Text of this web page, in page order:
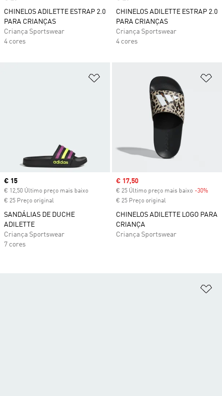
CHINELOS ADILETTE ESTRAP 2.0
PARA CRIANÇAS
Criança Sportswear
4 cores
CHINELOS ADILETTE ESTRAP 2.0
PARA CRIANÇAS
Criança Sportswear
4 cores
Adicionar à Lista de Desejos
Current price
€ 15
€ 12,50 Último preço mais baixo
€ 25 Preço original
SANDÁLIAS DE DUCHE
ADILETTE
Criança Sportswear
7 cores
Sale price
€ 17,50
€ 25 Último preço mais baixo -30%
€ 25 Preço original
CHINELOS ADILETTE LOGO PARA
CRIANÇA
Criança Sportswear